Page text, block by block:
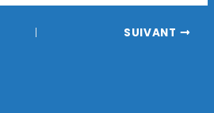
SUIVANT